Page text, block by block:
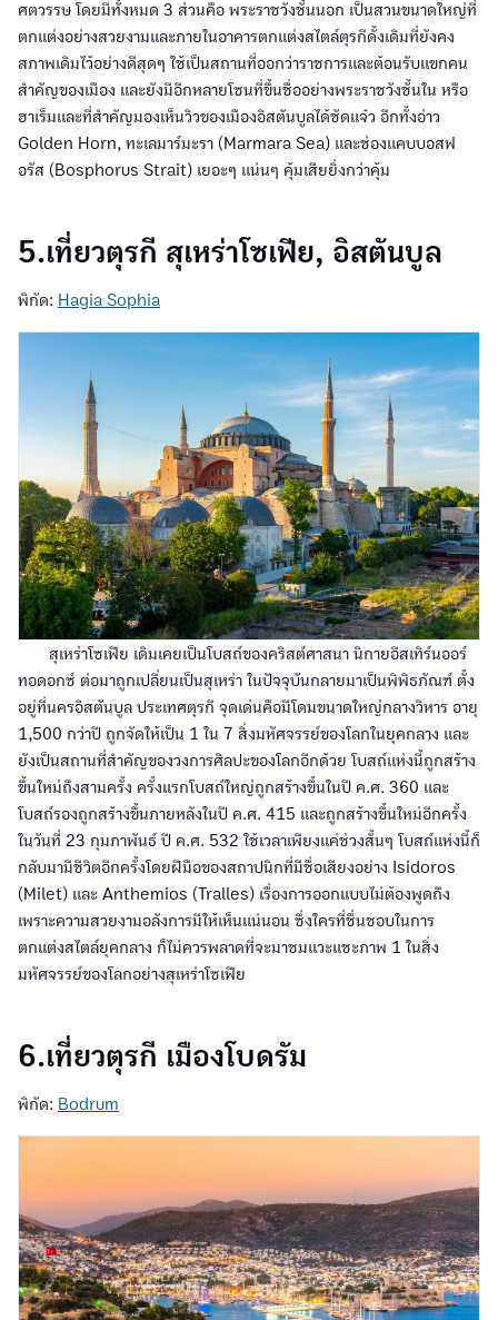
ศตวรรษ โดยมีทั้งหมด 3 ส่วนคือ พระราชวังชั้นนอก เป็นสวนขนาดใหญ่ที่
ตกแต่งอย่างสวยงามและภายในอาคารตกแต่งสไตล์ตุรกีดั้งเดิมที่ยังคง
สภาพเดิมไว้อย่างดีสุดๆ ใช้เป็นสถานที่ออกว่าราชการและต้อนรับแขกคน
สำคัญของเมือง และยังมีอีกหลายโซนที่ขึ้นชื่ออย่างพระราชวังชั้นใน หรือ
ฮาเร็มและที่สำคัญมองเห็นวิวของเมืองอิสตันบูลได้ชัดแจ๋ว อีกทั้งอ่าว
Golden Horn, ทะเลมาร์มะรา (Marmara Sea) และช่องแคบบอสฟ
อรัส (Bosphorus Strait) เยอะๆ แน่นๆ คุ้มเสียยิ่งกว่าคุ้ม
5.เที่ยวตุรกี สุเหร่าโซเฟีย, อิสตันบูล
พิกัด: Hagia Sophia
สุเหร่าโซเฟีย เดิมเคยเป็นโบสถ์ของคริสต์ศาสนา นิกายอีสเทิร์นออร์
ทอดอกซ์ ต่อมาถูกเปลี่ยนเป็นสุเหร่า ในปัจจุบันกลายมาเป็นพิพิธภัณฑ์ ตั้ง
อยู่ที่นครอิสตันบูล ประเทศตุรกี จุดเด่นคือมีโดมขนาดใหญ่กลางวิหาร อายุ
1,500 กว่าปี ถูกจัดให้เป็น 1 ใน 7 สิ่งมหัศจรรย์ของโลกในยุคกลาง และ
ยังเป็นสถานที่สำคัญของวงการศิลปะของโลกอีกด้วย โบสถ์แห่งนี้ถูกสร้าง
ขึ้นใหม่ถึงสามครั้ง ครั้งแรกโบสถ์ใหญ่ถูกสร้างขึ้นในปี ค.ศ. 360 และ
โบสถ์รองถูกสร้างขึ้นภายหลังในปี ค.ศ. 415 และถูกสร้างขึ้นใหม่อีกครั้ง
ในวันที่ 23 กุมภาพันธ์ ปี ค.ศ. 532 ใช้เวลาเพียงแค่ช่วงสั้นๆ โบสถ์แห่งนี้ก็
กลับมามีชีวิตอีกครั้งโดยฝีมือของสถาปนิกที่มีชื่อเสียงอย่าง Isidoros
(Milet) และ Anthemios (Tralles) เรื่องการออกแบบไม่ต้องพูดถึง
เพราะความสวยงามอลังการมีให้เห็นแน่นอน ซึ่งใครที่ชื่นชอบในการ
ตกแต่งสไตล์ยุคกลาง ก็ไม่ควรพลาดที่จะมาชมแวะแชะภาพ 1 ในสิ่ง
มหัศจรรย์ของโลกอย่างสุเหร่าโซเฟีย
6.เที่ยวตุรกี เมืองโบดรัม
พิกัด: Bodrum